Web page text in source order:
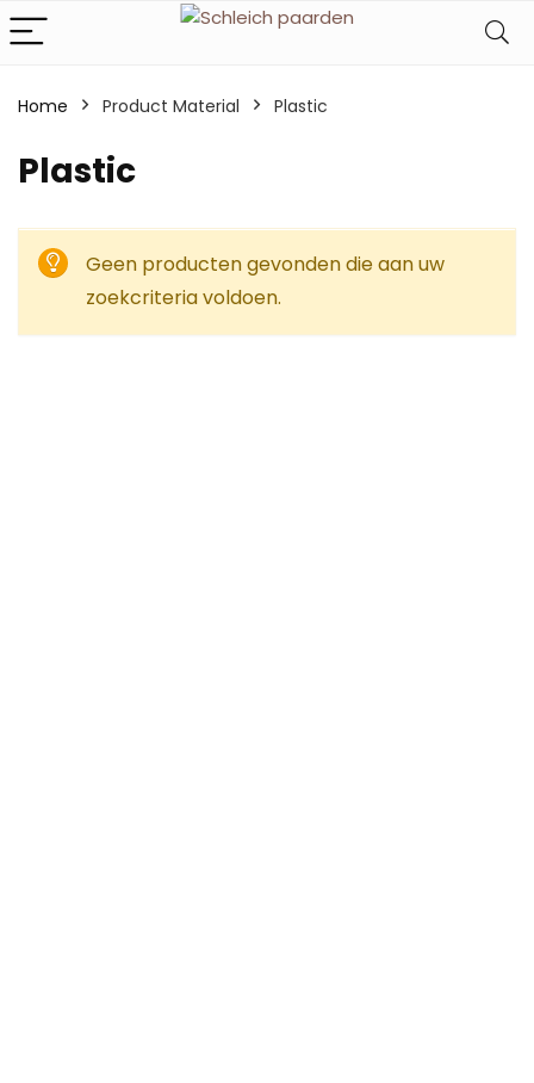
Home Product Material Plastic
Plastic
Geen producten gevonden die aan uw
zoekcriteria voldoen.